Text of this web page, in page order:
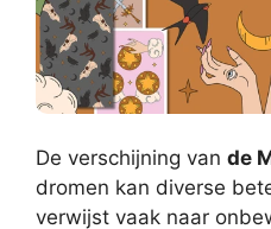
De verschijning van de
dromen kan diverse
verwijst vaak naar